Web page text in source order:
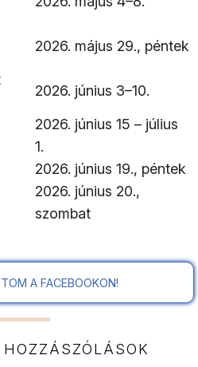
2026. május 29., péntek
2026. június 3–10.
2026. június 15 – július
1.
2026. június 19., péntek
2026. június 20.,
szombat
A FACEBOOKON!